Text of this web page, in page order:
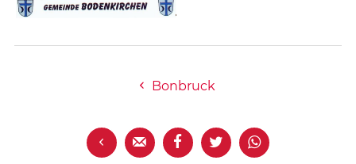
Bonbruck
    